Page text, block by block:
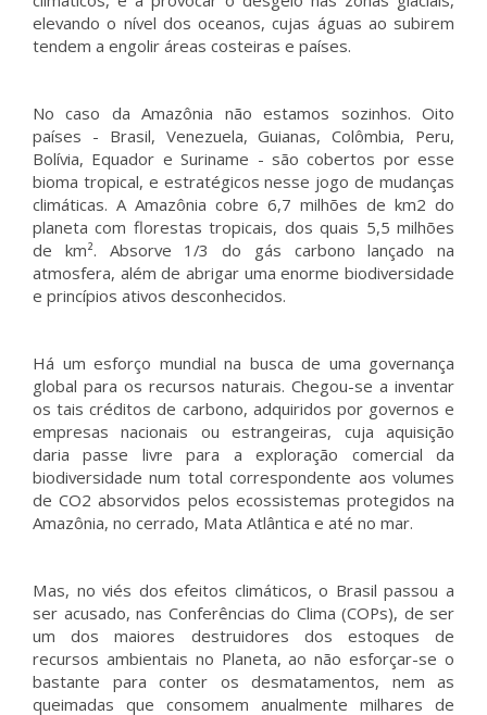
elevando o nível dos oceanos, cujas águas ao subirem
tendem a engolir áreas costeiras e países.
No caso da Amazônia não estamos sozinhos. Oito
países - Brasil, Venezuela, Guianas, Colômbia, Peru,
Bolívia, Equador e Suriname - são cobertos por esse
bioma tropical, e estratégicos nesse jogo de mudanças
climáticas. A Amazônia cobre 6,7 milhões de km2 do
planeta com florestas tropicais, dos quais 5,5 milhões
de km². Absorve 1/3 do gás carbono lançado na
atmosfera, além de abrigar uma enorme biodiversidade
e princípios ativos desconhecidos.
Há um esforço mundial na busca de uma governança
global para os recursos naturais. Chegou-se a inventar
os tais créditos de carbono, adquiridos por governos e
empresas nacionais ou estrangeiras, cuja aquisição
daria passe livre para a exploração comercial da
biodiversidade num total correspondente aos volumes
de CO2 absorvidos pelos ecossistemas protegidos na
Amazônia, no cerrado, Mata Atlântica e até no mar.
Mas, no viés dos efeitos climáticos, o Brasil passou a
ser acusado, nas Conferências do Clima (COPs), de ser
um dos maiores destruidores dos estoques de
recursos ambientais no Planeta, ao não esforçar-se o
bastante para conter os desmatamentos, nem as
queimadas que consomem anualmente milhares de